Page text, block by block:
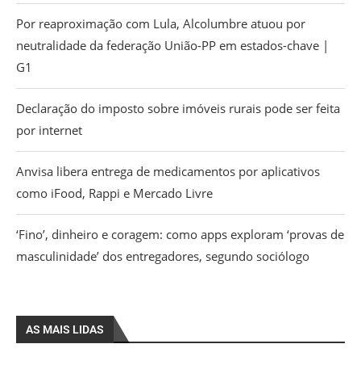
Por reaproximação com Lula, Alcolumbre atuou por
neutralidade da federação União-PP em estados-chave |
G1
Declaração do imposto sobre imóveis rurais pode ser feita
por internet
Anvisa libera entrega de medicamentos por aplicativos
como iFood, Rappi e Mercado Livre
‘Fino’, dinheiro e coragem: como apps exploram ‘provas de
masculinidade’ dos entregadores, segundo sociólogo
AS MAIS LIDAS